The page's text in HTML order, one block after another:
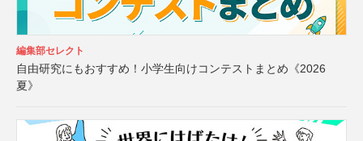
編集部セレクト
自由研究にもおすすめ！小学生向けコンテストまとめ《2026
夏》